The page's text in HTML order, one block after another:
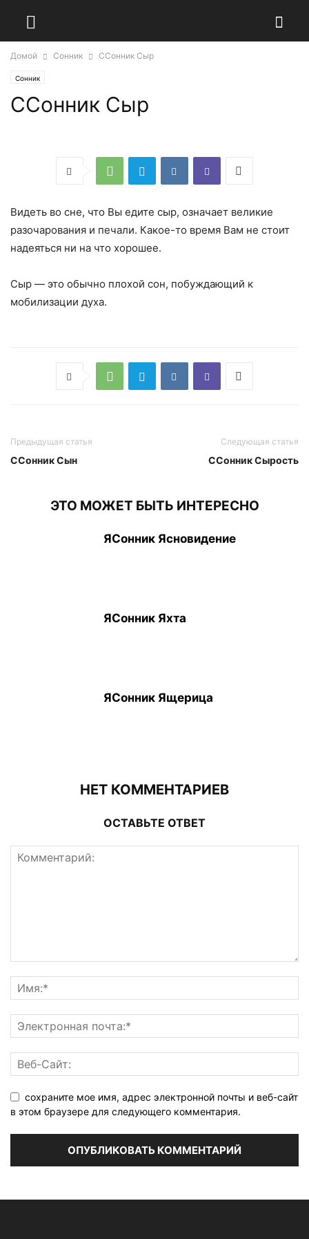
Домой Сонник ССонник Сыр
Сонник
ССонник Сыр
Видеть во сне, что Вы едите сыр, означает великие
разочарования и печали. Какое-то время Вам не стоит
надеяться ни на что хорошее.
Сыр — это обычно плохой сон, побуждающий к
мобилизации духа.
Предыдущая статья
ССонник Сын
Следующая статья
ССонник Сырость
ЭТО МОЖЕТ БЫТЬ ИНТЕРЕСНО
ЯСонник Ясновидение
ЯСонник Яхта
ЯСонник Ящерица
НЕТ КОММЕНТАРИЕВ
ОСТАВЬТЕ ОТВЕТ
сохраните мое имя, адрес электронной почты и веб-сайт
в этом браузере для следующего комментария.